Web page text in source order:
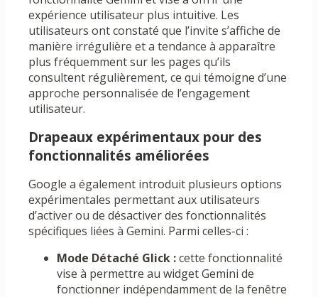
expérience utilisateur plus intuitive. Les
utilisateurs ont constaté que l’invite s’affiche de
manière irrégulière et a tendance à apparaître
plus fréquemment sur les pages qu’ils
consultent régulièrement, ce qui témoigne d’une
approche personnalisée de l’engagement
utilisateur.
Drapeaux expérimentaux pour des
fonctionnalités améliorées
Google a également introduit plusieurs options
expérimentales permettant aux utilisateurs
d’activer ou de désactiver des fonctionnalités
spécifiques liées à Gemini. Parmi celles-ci :
Mode Détaché Glick :cette fonctionnalité
vise à permettre au widget Gemini de
fonctionner indépendamment de la fenêtre